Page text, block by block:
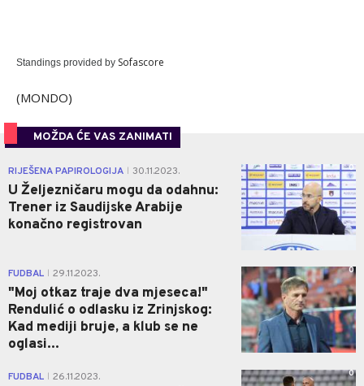
Standings provided by Sofascore
(MONDO)
MOŽDA ĆE VAS ZANIMATI
RIJEŠENA PAPIROLOGIJA 30.11.2023.
U Željezničaru mogu da odahnu:
Trener iz Saudijske Arabije
konačno registrovan
0
FUDBAL 29.11.2023.
"Moj otkaz traje dva mjeseca!"
Rendulić o odlasku iz Zrinjskog:
Kad mediji bruje, a klub se ne
oglasi...
0
FUDBAL 26.11.2023. 0